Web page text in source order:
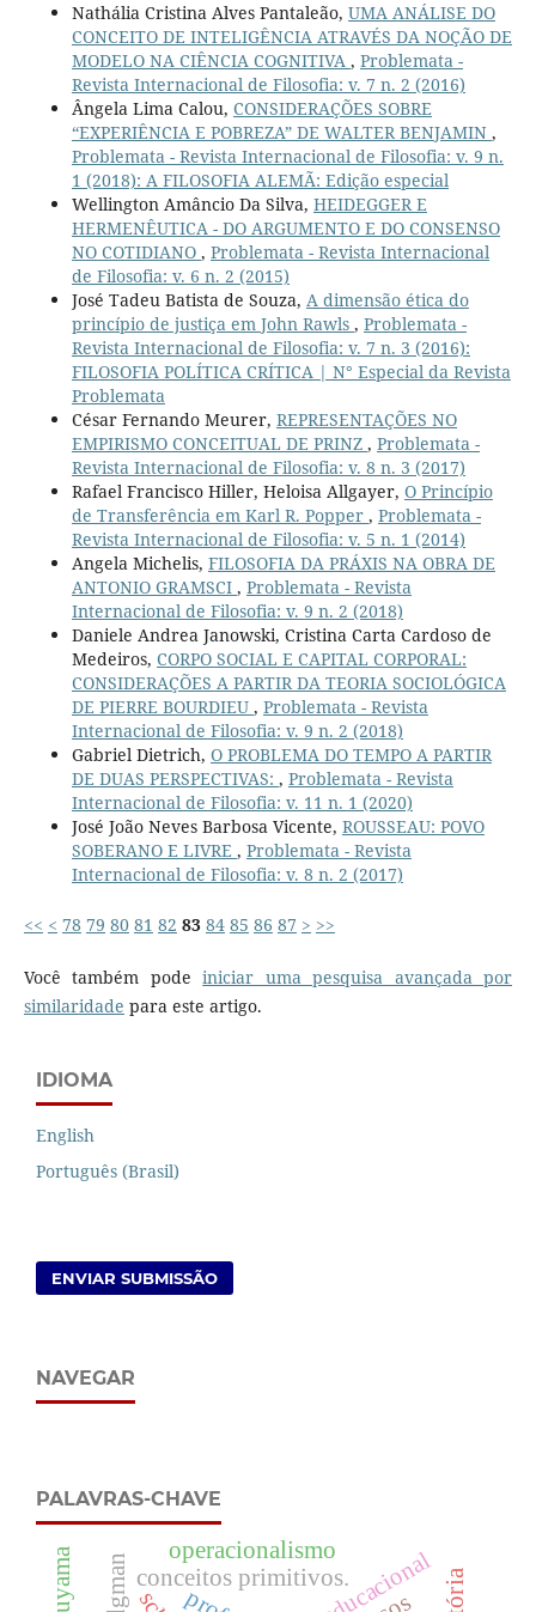
Nathália Cristina Alves Pantaleão, UMA ANÁLISE DO
CONCEITO DE INTELIGÊNCIA ATRAVÉS DA NOÇÃO DE
MODELO NA CIÊNCIA COGNITIVA , Problemata -
Revista Internacional de Filosofia: v. 7 n. 2 (2016)
Ângela Lima Calou, CONSIDERAÇÕES SOBRE
“EXPERIÊNCIA E POBREZA” DE WALTER BENJAMIN ,
Problemata - Revista Internacional de Filosofia: v. 9 n.
1 (2018): A FILOSOFIA ALEMÃ: Edição especial
Wellington Amâncio Da Silva, HEIDEGGER E
HERMENÊUTICA - DO ARGUMENTO E DO CONSENSO
NO COTIDIANO , Problemata - Revista Internacional
de Filosofia: v. 6 n. 2 (2015)
José Tadeu Batista de Souza, A dimensão ética do
princípio de justiça em John Rawls , Problemata -
Revista Internacional de Filosofia: v. 7 n. 3 (2016):
FILOSOFIA POLÍTICA CRÍTICA | N° Especial da Revista
Problemata
César Fernando Meurer, REPRESENTAÇÕES NO
EMPIRISMO CONCEITUAL DE PRINZ , Problemata -
Revista Internacional de Filosofia: v. 8 n. 3 (2017)
Rafael Francisco Hiller, Heloisa Allgayer, O Princípio
de Transferência em Karl R. Popper , Problemata -
Revista Internacional de Filosofia: v. 5 n. 1 (2014)
Angela Michelis, FILOSOFIA DA PRÁXIS NA OBRA DE
ANTONIO GRAMSCI , Problemata - Revista
Internacional de Filosofia: v. 9 n. 2 (2018)
Daniele Andrea Janowski, Cristina Carta Cardoso de
Medeiros, CORPO SOCIAL E CAPITAL CORPORAL:
CONSIDERAÇÕES A PARTIR DA TEORIA SOCIOLÓGICA
DE PIERRE BOURDIEU , Problemata - Revista
Internacional de Filosofia: v. 9 n. 2 (2018)
Gabriel Dietrich, O PROBLEMA DO TEMPO A PARTIR
DE DUAS PERSPECTIVAS: , Problemata - Revista
Internacional de Filosofia: v. 11 n. 1 (2020)
José João Neves Barbosa Vicente, ROUSSEAU: POVO
SOBERANO E LIVRE , Problemata - Revista
Internacional de Filosofia: v. 8 n. 2 (2017)
<< < 78 79 80 81 82 83 84 85 86 87 > >>
Você também podeiniciar uma pesquisa avançada por
similaridade para este artigo.
IDIOMA
English
Português (Brasil)
ENVIAR SUBMISSÃO
NAVEGAR
PALAVRAS-CHAVE
conceitos primitivos.
operacionalismo